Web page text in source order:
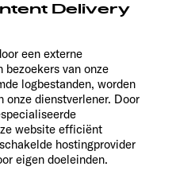
Delivery
een externe
bezoekers van onze
logbestanden, worden
onze dienstverlener. Door
website efficiënt
hostingprovider
eigen doeleinden.